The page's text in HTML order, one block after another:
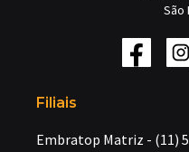
São
Filiais
Embratop Matriz - (11)